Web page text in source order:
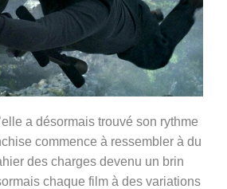
a désormais trouvé son rythme
commence à ressembler à du
des charges devenu un brin
chaque film à des variations